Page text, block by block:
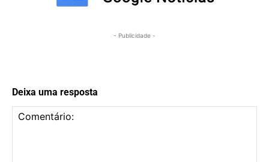
- Publicidade -
Deixa uma resposta